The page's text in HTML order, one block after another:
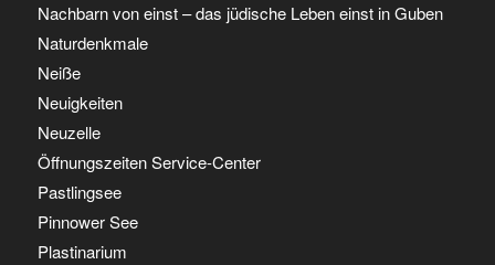
Nachbarn von einst – das jüdische Leben einst in Guben
Naturdenkmale
Neiße
Neuigkeiten
Neuzelle
Öffnungszeiten Service-Center
Pastlingsee
Pinnower See
Plastinarium